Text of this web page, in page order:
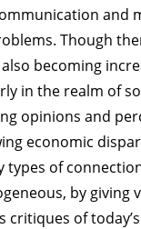
and
Though
becoming
in the realm of
opinions and
economic
types of
by
critiques of